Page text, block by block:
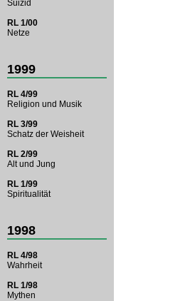
Suizid
RL 1/00
Netze
1999
RL 4/99
Religion und Musik
RL 3/99
Schatz der Weisheit
RL 2/99
Alt und Jung
RL 1/99
Spiritualität
1998
RL 4/98
Wahrheit
RL 1/98
Mythen